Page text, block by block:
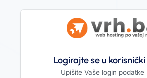
Logirajte se u
Upišite Vaše login podatke